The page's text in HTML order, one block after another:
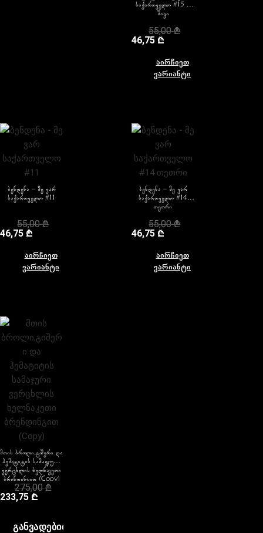
საქართველო #15 –
შავი
55,00₾
46,75 ₾
აირჩიეთ
ვარიანტი
ბენდენა – მე ვარ
საქართველო #11
55,00₾
46,75 ₾
აირჩიეთ
ვარიანტი
ბენდენა – მე ვარ
საქართველო #14
თეთრი
55,00₾
46,75 ₾
აირჩიეთ
ვარიანტი
მთის ბროლი,გიშერი და
ჰემატიტის სამაჯური
ვერცხლის ხელნაკეთი
ბრენდინგით (Copy)
275,00₾
233,75 ₾
ᲒᲐᲜᲕᲐᲓᲔᲑᲘᲗ